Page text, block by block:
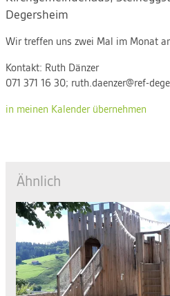
Degersheim
Wir treffen uns zwei Mal im Monat
Kontakt: Ruth Dänzer
071 371 16 30; ruth.daenzer@ref-
in meinen Kalender übernehmen
Ähnlich